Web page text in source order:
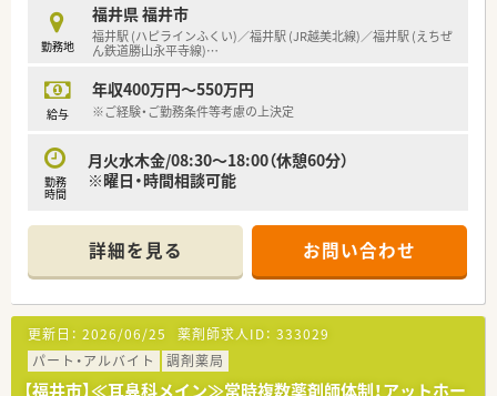
勤務地
福井県 福井市
福井駅 (ハピラインふくい)／福井駅 (JR越美北線)／福井駅 (えちぜ
ん鉄道勝山永平寺線)…
給与
年収400万円～550万円
※ご経験・ご勤務条件等考慮の上決定
勤務
時間
月火水木金/08:30～18:00（休憩60分）
※曜日・時間相談可能
詳細を見る お問い合わせ
更新日： 2026/06/25 薬剤師求人ID： 333029
パート・アルバイト
調剤薬局
【福井市】≪耳鼻科メイン≫常時複数薬剤師体制！アットホー